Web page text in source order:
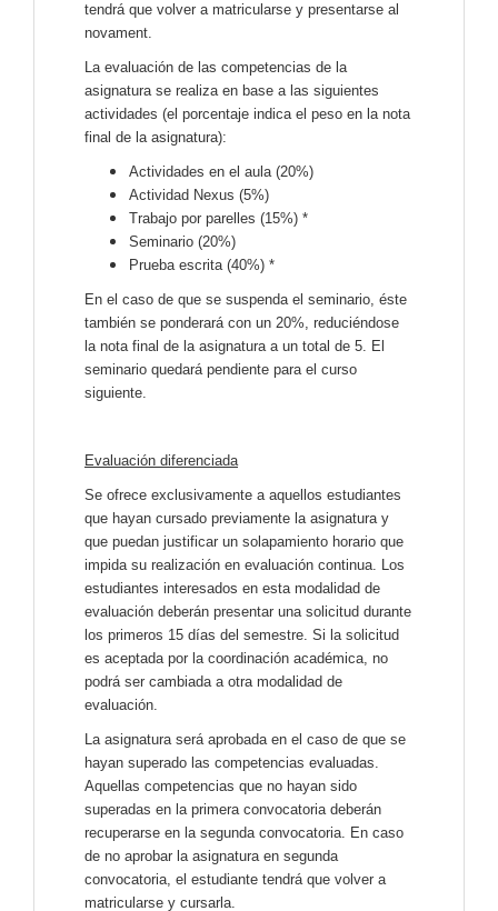
tendrá que volver a matricularse y presentarse al
novament.
La evaluación de las competencias de la
asignatura se realiza en base a las siguientes
actividades (el porcentaje indica el peso en la nota
final de la asignatura):
Actividades en el aula (20%)
Actividad Nexus (5%)
Trabajo por parelles (15%) *
Seminario (20%)
Prueba escrita (40%) *
En el caso de que se suspenda el seminario, éste
también se ponderará con un 20%, reduciéndose
la nota final de la asignatura a un total de 5. El
seminario quedará pendiente para el curso
siguiente.
Evaluación diferenciada
Se ofrece exclusivamente a aquellos estudiantes
que hayan cursado previamente la asignatura y
que puedan justificar un solapamiento horario que
impida su realización en evaluación continua. Los
estudiantes interesados ​​en esta modalidad de
evaluación deberán presentar una solicitud durante
los primeros 15 días del semestre. Si la solicitud
es aceptada por la coordinación académica, no
podrá ser cambiada a otra modalidad de
evaluación.
La asignatura será aprobada en el caso de que se
hayan superado las competencias evaluadas.
Aquellas competencias que no hayan sido
superadas en la primera convocatoria deberán
recuperarse en la segunda convocatoria. En caso
de no aprobar la asignatura en segunda
convocatoria, el estudiante tendrá que volver a
matricularse y cursarla.